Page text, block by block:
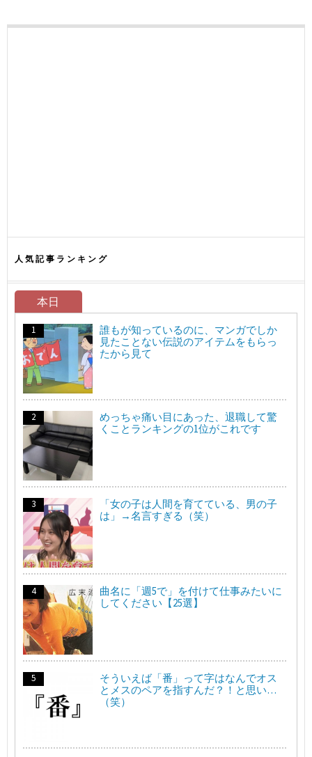
人気記事ランキング
本日
誰もが知っているのに、マンガでしか
見たことない伝説のアイテムをもらっ
たから見て
めっちゃ痛い目にあった、退職して驚
くことランキングの1位がこれです
「女の子は人間を育てている、男の子
は」→名言すぎる（笑）
曲名に「週5で」を付けて仕事みたいに
してください【25選】
そういえば「番」って字はなんでオス
とメスのペアを指すんだ？！と思い…
（笑）